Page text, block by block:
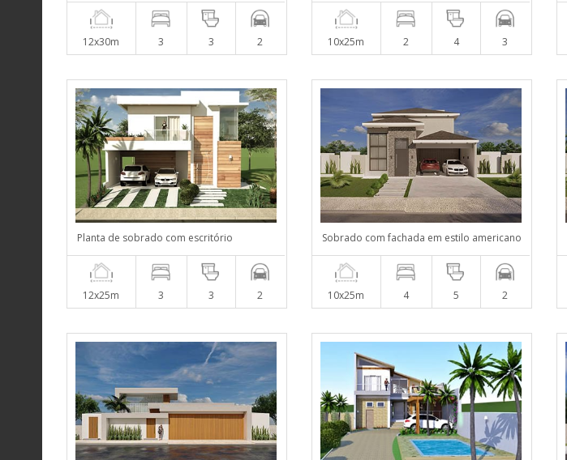
12x30m 3 3 2 10x25m 2 4 3
Planta de sobrado com escritório
12x25m 3 3 2
Sobrado com fachada em estilo americano
10x25m 4 5 2